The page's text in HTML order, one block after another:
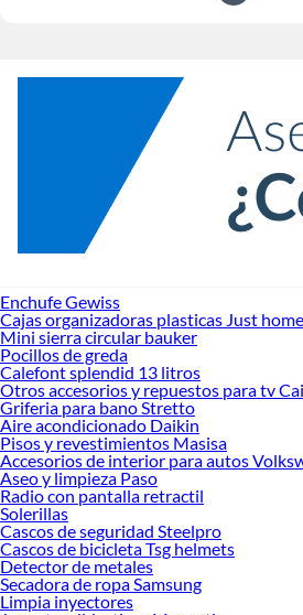
Enchufe Gewiss
Cajas organizadoras plasticas Just
Mini sierra circular bauker
Pocillos de greda
Calefont splendid 13 litros
Otros accesorios y repuestos para tv
Griferia para bano Stretto
Aire acondicionado Daikin
Pisos y revestimientos Masisa
Accesorios de interior para autos
Aseo y limpieza Paso
Radio con pantalla retractil
Solerillas
Cascos de seguridad Steelpro
Cascos de bicicleta Tsg helmets
Detector de metales
Secadora de ropa Samsung
Limpia inyectores